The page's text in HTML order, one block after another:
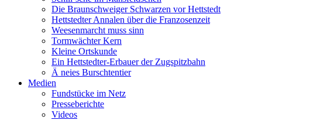
Die Braunschweiger Schwarzen vor Hettstedt
Hettstedter Annalen über die Franzosenzeit
Weesenmarcht muss sinn
Tormwächter Kern
Kleine Ortskunde
Ein Hettstedter-Erbauer der Zugspitzbahn
Ä neies Burschtentier
Medien
Fundstücke im Netz
Presseberichte
Videos